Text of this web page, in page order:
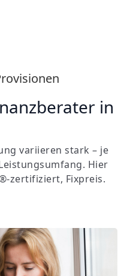
in
variieren stark – je
Hier
zertifiziert, Fixpreis.